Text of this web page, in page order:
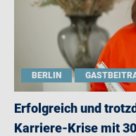
BERLIN
Erfolgreich und
Karriere-Krise mit